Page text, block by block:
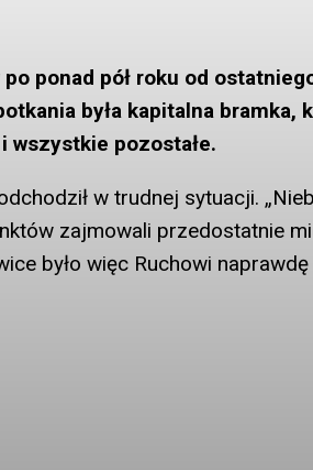
ponad pół roku od
była kapitalna bramka,
wszystkie pozostałe.
w trudnej sytuacji.
zajmowali przedostatnie
było więc Ruchowi